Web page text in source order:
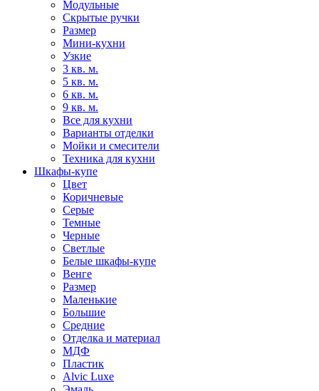
Модульные
Скрытые ручки
Размер
Мини-кухни
Узкие
3 кв. м.
5 кв. м.
6 кв. м.
9 кв. м.
Все для кухни
Варианты отделки
Мойки и смесители
Техника для кухни
Шкафы-купе
Цвет
Коричневые
Серые
Темные
Черные
Светлые
Белые шкафы-купе
Венге
Размер
Маленькие
Большие
Средние
Отделка и материал
МДФ
Пластик
Alvic Luxe